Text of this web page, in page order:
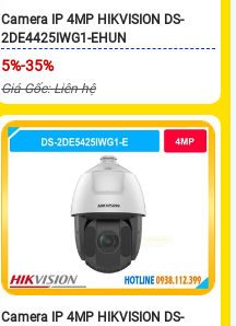
Camera IP 4MP HIKVISION DS-
2DE4425IWG1-EHUN
5%-35%
Giá Gốc: Liên hệ
Camera IP 4MP HIKVISION DS-